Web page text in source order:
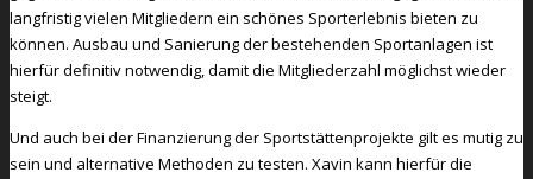
langfristig vielen Mitgliedern ein schönes Sporterlebnis bieten zu
können. Ausbau und Sanierung der bestehenden Sportanlagen ist
hierfür definitiv notwendig, damit die Mitgliederzahl möglichst wieder
steigt.
Und auch bei der Finanzierung der Sportstättenprojekte gilt es mutig zu
sein und alternative Methoden zu testen. Xavin kann hierfür die